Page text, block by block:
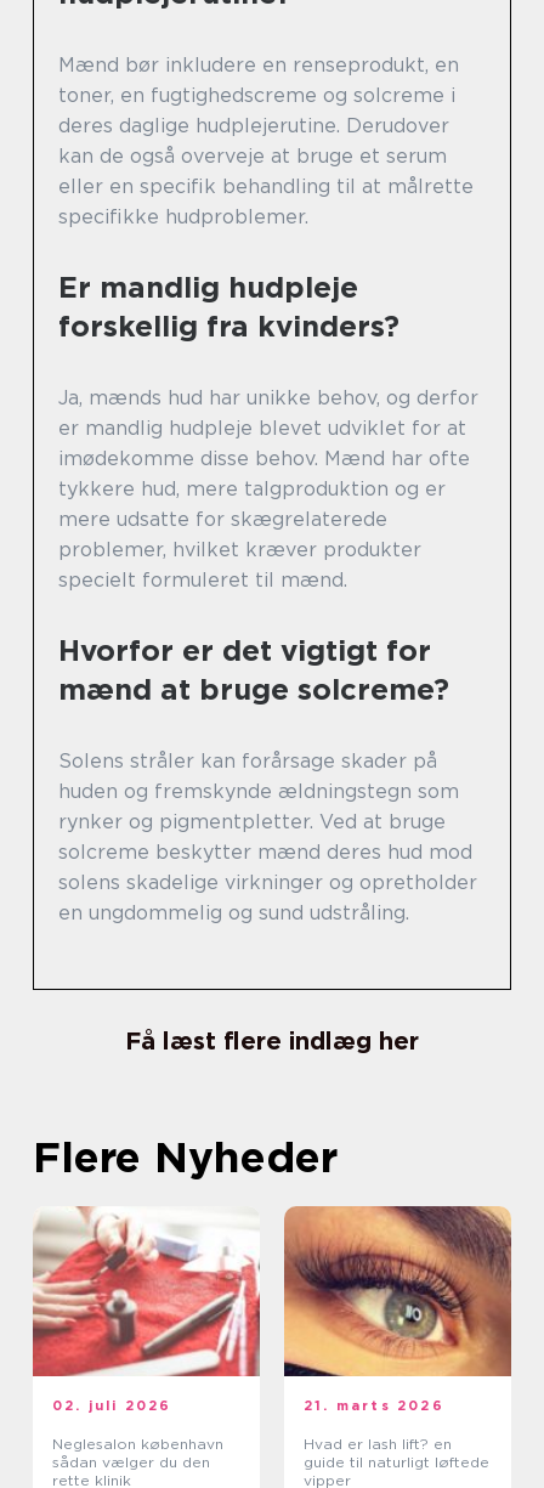
Mænd bør inkludere en renseprodukt, en
toner, en fugtighedscreme og solcreme i
deres daglige hudplejerutine. Derudover
kan de også overveje at bruge et serum
eller en specifik behandling til at målrette
specifikke hudproblemer.
Er mandlig hudpleje
forskellig fra kvinders?
Ja, mænds hud har unikke behov, og derfor
er mandlig hudpleje blevet udviklet for at
imødekomme disse behov. Mænd har ofte
tykkere hud, mere talgproduktion og er
mere udsatte for skægrelaterede
problemer, hvilket kræver produkter
specielt formuleret til mænd.
Hvorfor er det vigtigt for
mænd at bruge solcreme?
Solens stråler kan forårsage skader på
huden og fremskynde ældningstegn som
rynker og pigmentpletter. Ved at bruge
solcreme beskytter mænd deres hud mod
solens skadelige virkninger og opretholder
en ungdommelig og sund udstråling.
Få læst flere indlæg her
Flere Nyheder
02. juli 2026
Neglesalon københavn
sådan vælger du den
rette klinik
21. marts 2026
Hvad er lash lift? en
guide til naturligt løftede
vipper